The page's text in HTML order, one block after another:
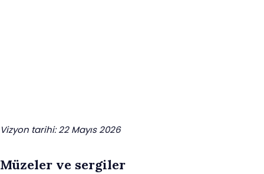
Vizyon tarihi: 22 Mayıs 2026
Müzeler ve sergiler